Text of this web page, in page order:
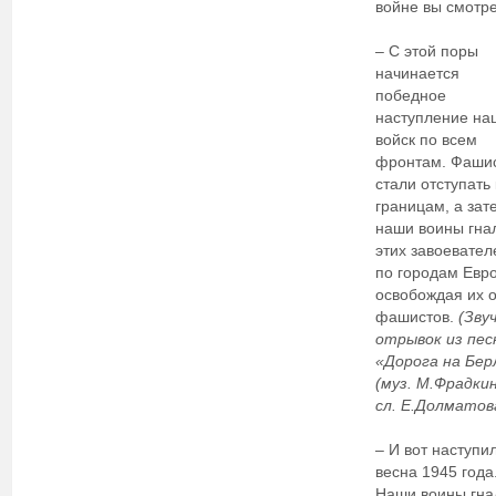
войне вы
– С этой поры
начинается
победное
наступление
войск по всем
фронтам.
стали отступать
границам, а
наши воины
этих
по городам
освобождая их
фашистов.
отрывок из
«Дорога на
(муз.
сл.
– И вот
весна 1945